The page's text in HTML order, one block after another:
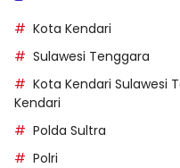
Kota Kendari
Sulawesi Tenggara
Kota Kendari Sulawesi
Kendari
Polda Sultra
Polri